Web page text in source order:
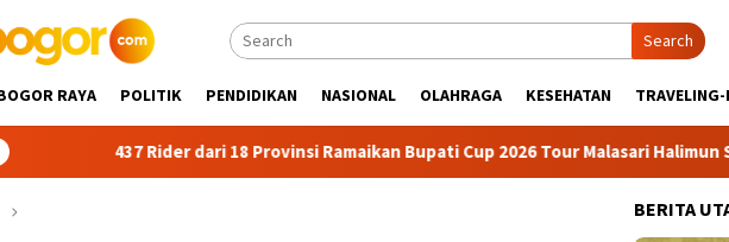
Search
RAYA POLITIK PENDIDIKAN NASIONAL OLAHRAGA KESEHATAN
Rider dari 18 Provinsi Ramaikan Bupati Cup 2026 Tour Malasari Halimun Salak
BERITA